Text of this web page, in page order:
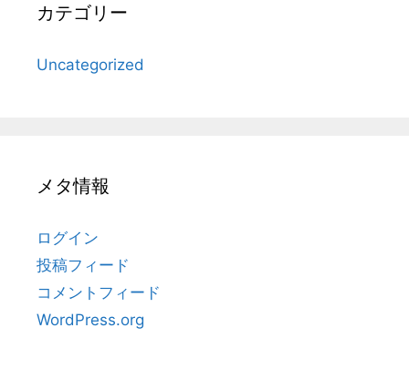
カテゴリー
Uncategorized
メタ情報
ログイン
投稿フィード
コメントフィード
WordPress.org